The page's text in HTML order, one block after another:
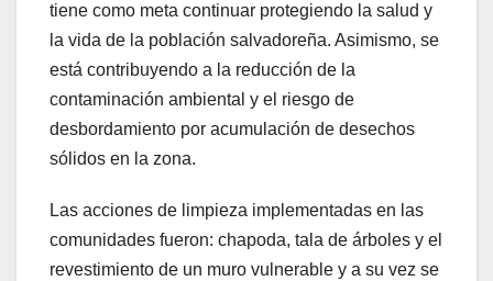
tiene como meta continuar protegiendo la salud y
la vida de la población salvadoreña. Asimismo, se
está contribuyendo a la reducción de la
contaminación ambiental y el riesgo de
desbordamiento por acumulación de desechos
sólidos en la zona.
Las acciones de limpieza implementadas en las
comunidades fueron: chapoda, tala de árboles y el
revestimiento de un muro vulnerable y a su vez se